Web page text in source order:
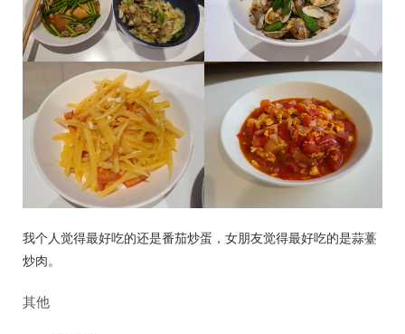
我个人觉得最好吃的还是番茄炒蛋，女朋友觉得最好吃的是蒜薹
炒肉。
其他